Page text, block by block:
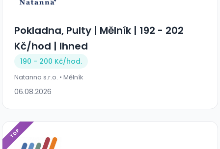
Pokladna, Pulty | Mělník | 192 - 202
Kč/hod | Ihned
190 - 200 Kč/hod.
Natanna s.r.o. • Mělník
06.08.2026
TOP